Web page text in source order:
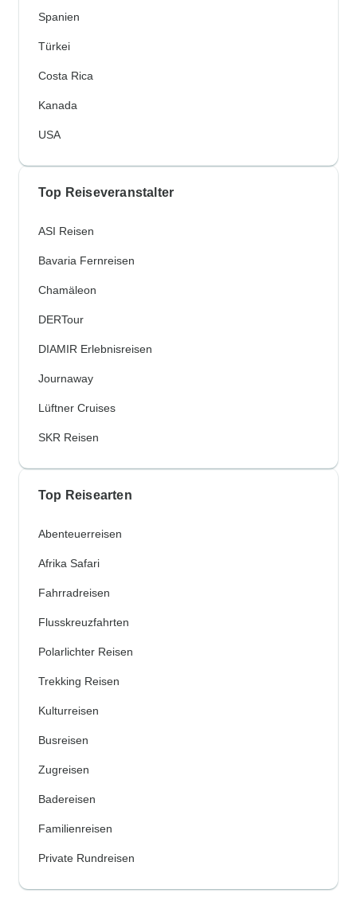
Spanien
Türkei
Costa Rica
Kanada
USA
Top Reiseveranstalter
ASI Reisen
Bavaria Fernreisen
Chamäleon
DERTour
DIAMIR Erlebnisreisen
Journaway
Lüftner Cruises
SKR Reisen
Top Reisearten
Abenteuerreisen
Afrika Safari
Fahrradreisen
Flusskreuzfahrten
Polarlichter Reisen
Trekking Reisen
Kulturreisen
Busreisen
Zugreisen
Badereisen
Familienreisen
Private Rundreisen